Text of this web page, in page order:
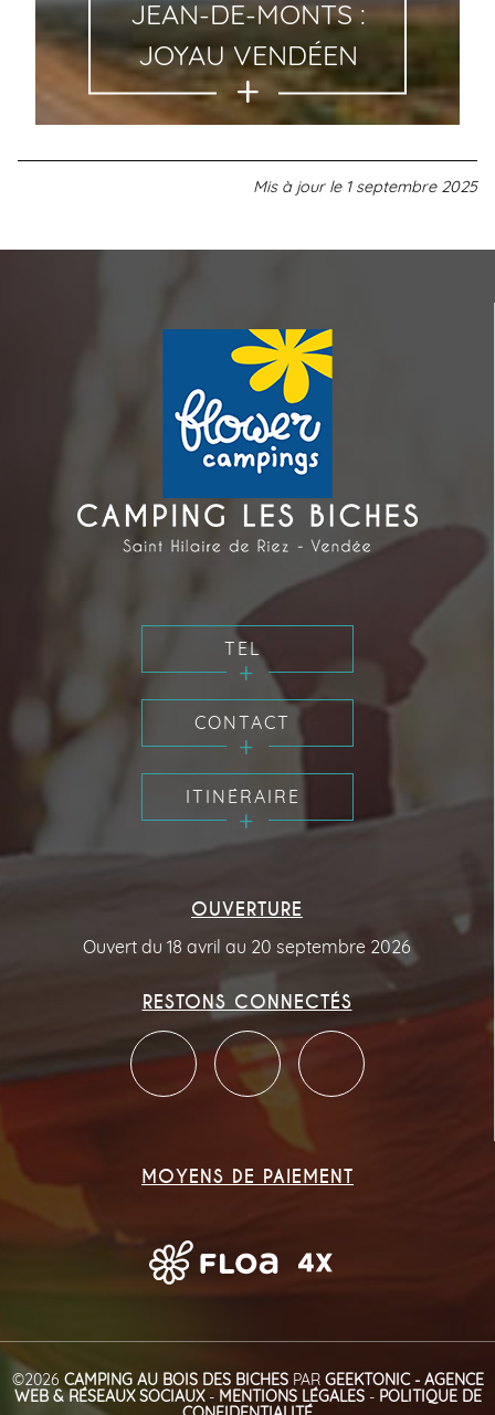
JEAN-DE-MONTS :
JOYAU VENDÉEN
Mis à jour le 1 septembre 2025
TEL
CONTACT
ITINÉRAIRE
OUVERTURE
Ouvert du 18 avril au 20 septembre 2026
RESTONS CONNECTÉS
MOYENS DE PAIEMENT
©2026 CAMPING AU BOIS DES BICHESPAR GEEKTONIC - AGENCE
WEB & RÉSEAUX SOCIAUX- MENTIONS LÉGALES- POLITIQUE DE